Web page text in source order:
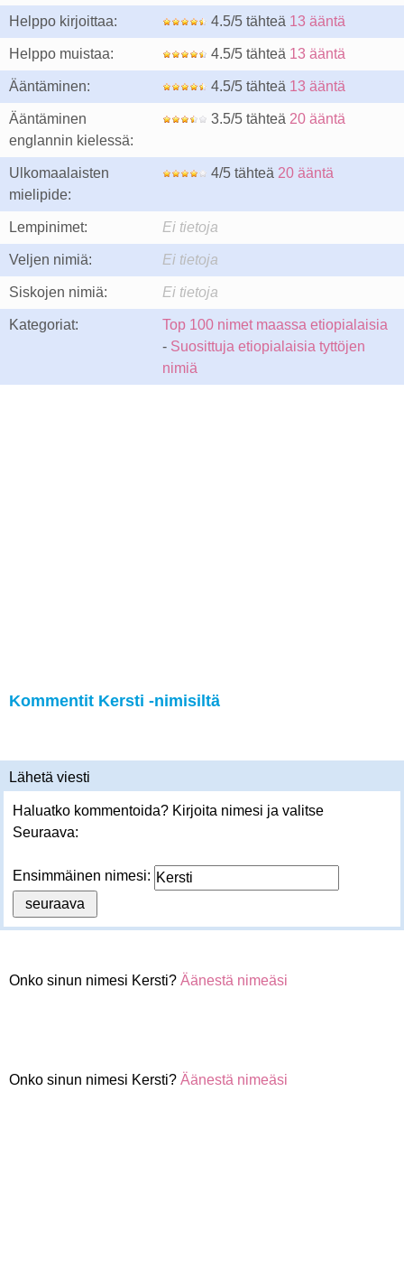
Helppo kirjoittaa: 4.5/5 tähteä 13 ääntä
Helppo muistaa: 4.5/5 tähteä 13 ääntä
Ääntäminen: 4.5/5 tähteä 13 ääntä
Ääntäminen
englannin kielessä:
3.5/5 tähteä 20 ääntä
Ulkomaalaisten
mielipide:
4/5 tähteä 20 ääntä
Lempinimet: Ei tietoja
Veljen nimiä: Ei tietoja
Siskojen nimiä: Ei tietoja
Kategoriat:
Top 100 nimet maassa etiopialaisia
- Suosittuja etiopialaisia tyttöjen
nimiä
Kommentit Kersti -nimisiltä
Lähetä viesti
Haluatko kommentoida? Kirjoita nimesi ja valitse
Seuraava:
Ensimmäinen nimesi:
Onko sinun nimesi Kersti? Äänestä nimeäsi
Onko sinun nimesi Kersti? Äänestä nimeäsi